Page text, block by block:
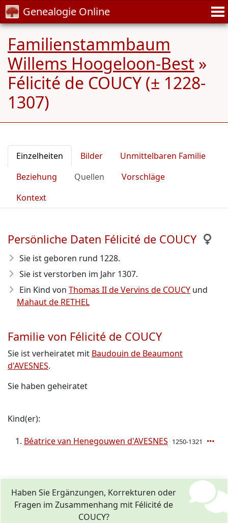
Genealogie Online
Familienstammbaum
Willems Hoogeloon-Best »
Félicité de COUCY (± 1228-
1307)
Einzelheiten Bilder
Unmittelbaren Familie
Beziehung
Quellen
Vorschläge
Kontext
Persönliche Daten Félicité de COUCY
Sie ist geboren rund 1228.
Sie ist verstorben im Jahr 1307.
Ein Kind von Thomas II de Vervins de COUCY und
Mahaut de RETHEL
Familie von Félicité de COUCY
Sie ist verheiratet mit Baudouin de Beaumont
d'AVESNES.
Sie haben geheiratet
Kind(er):
Béatrice van Henegouwen d'AVESNES 1250-1321
Haben Sie Ergänzungen, Korrekturen oder
Fragen im Zusammenhang mit Félicité de
COUCY?